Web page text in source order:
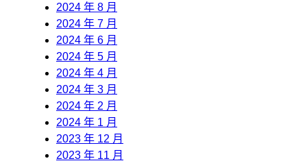
2024 年 8 月
2024 年 7 月
2024 年 6 月
2024 年 5 月
2024 年 4 月
2024 年 3 月
2024 年 2 月
2024 年 1 月
2023 年 12 月
2023 年 11 月